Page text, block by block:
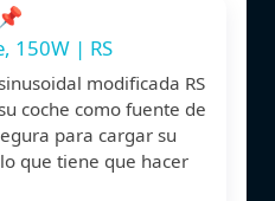
📌
150W | RS
modificada RS
coche como fuente de
para cargar su
que tiene que hacer